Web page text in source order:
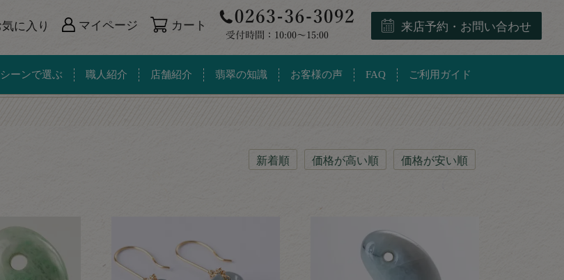
気に入り マイページ カート 来店予約・お問い合わせ
シーンで選ぶ 職人紹介 店舗紹介 翡翠の知識 お客様の声 FAQ ご利用ガイド
新着順 価格が高い順 価格が安い順